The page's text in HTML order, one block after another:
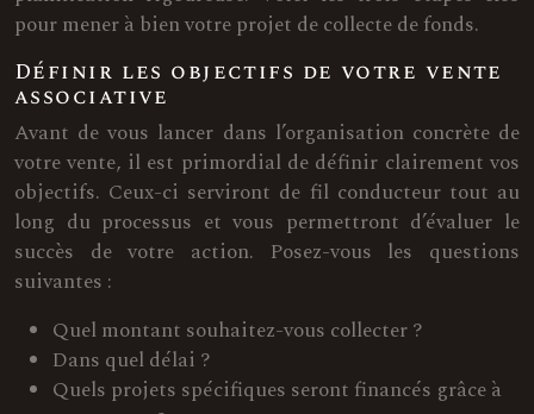
pour mener à bien votre projet de collecte de fonds.
Définir les objectifs de votre vente
associative
Avant de vous lancer dans l’organisation concrète de
votre vente, il est primordial de définir clairement vos
objectifs. Ceux-ci serviront de fil conducteur tout au
long du processus et vous permettront d’évaluer le
succès de votre action. Posez-vous les questions
suivantes :
Quel montant souhaitez-vous collecter ?
Dans quel délai ?
Quels projets spécifiques seront financés grâce à